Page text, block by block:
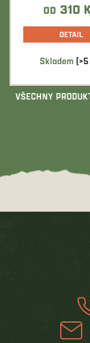
Průměrné
produktu
je
Skladem
OD 310
DETAIL
VŠECHNY